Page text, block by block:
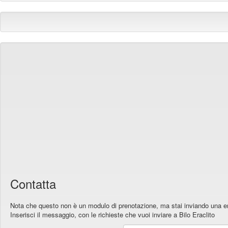
Contatta
Nota che questo non è un modulo di prenotazione, ma stai inviando una
Inserisci il messaggio, con le richieste che vuoi inviare a Bilo Eraclito